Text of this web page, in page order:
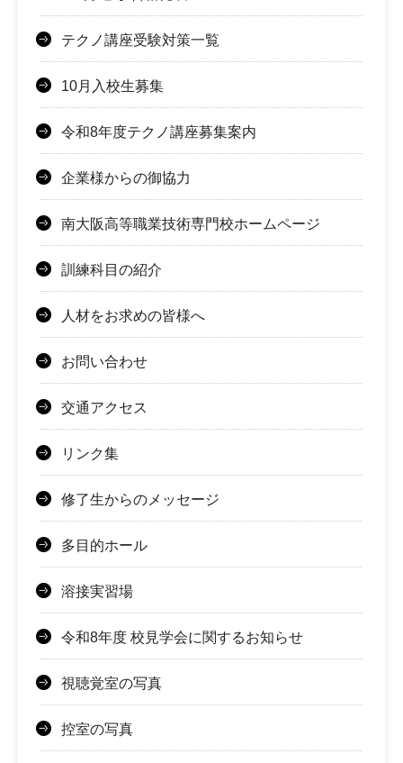
テクノ講座受験対策一覧
10月入校生募集
令和8年度テクノ講座募集案内
企業様からの御協力
南大阪高等職業技術専門校ホームページ
訓練科目の紹介
人材をお求めの皆様へ
お問い合わせ
交通アクセス
リンク集
修了生からのメッセージ
多目的ホール
溶接実習場
令和8年度 校見学会に関するお知らせ
視聴覚室の写真
控室の写真